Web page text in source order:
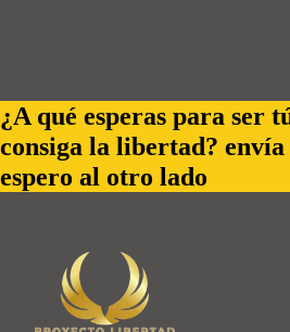
¿A qué esperas para ser
consiga la libertad?
espero al otro lado